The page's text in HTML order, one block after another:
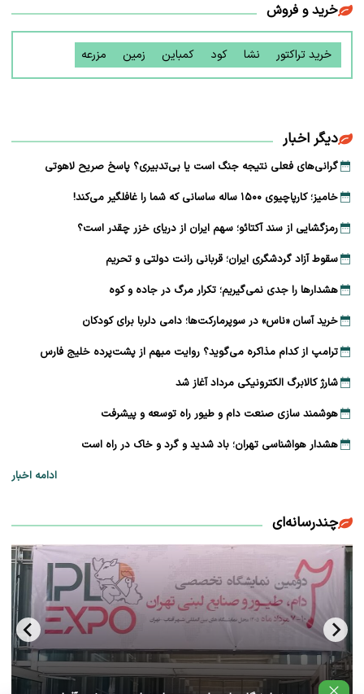
خرید و فروش
خرید تراکتور نشا کود کمباین زمین مزرعه
دیگر اخبار
گرانی‌های فعلی نتیجه جنگ است یا بی‌تدبیری؟ پاسخ صریح لاهوتی
خامیز؛ کارپاچیوی ۱۵۰۰ ساله ساسانی که شما را غافلگیر می‌کند!
رمزگشایی از سند آکتائو؛ سهم ایران از دریای خزر چقدر است؟
سقوط آزاد گردشگری ایران؛ قربانی رانت دولتی و تحریم
هشدارها را جدی نمی‌گیریم؛ تکرار مرگ در جاده و کوه
خرید آسان «ناس» در سوپرمارکت‌ها؛ دامی دلربا برای کودکان
ترامپ از کدام مذاکره می‌گوید؟ روایت مبهم از پشت‌پرده خلیج فارس
شارژ کالابرگ الکترونیکی مرداد آغاز شد
هوشمند سازی صنعت دام و طیور راه توسعه و پیشرفت
هشدار هواشناسی تهران؛ باد شدید و گرد و خاک در راه است
ادامه اخبار
چندرسانه‌ای